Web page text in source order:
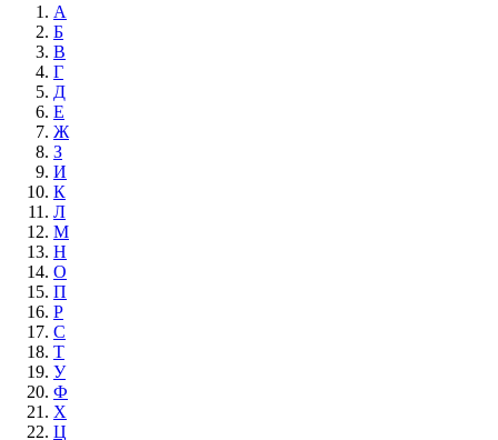
А
Б
В
Г
Д
Е
Ж
З
И
К
Л
М
Н
О
П
Р
С
Т
У
Ф
Х
Ц